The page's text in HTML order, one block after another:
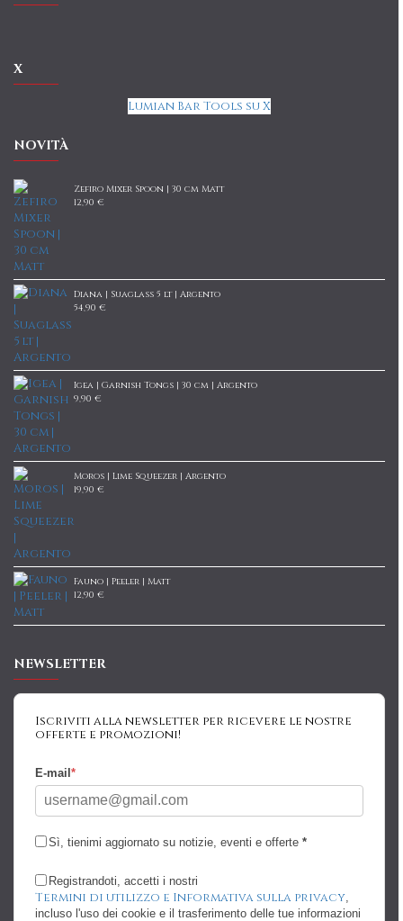
X
Lumian Bar Tools su X
NOVITÀ
Zefiro Mixer Spoon | 30 cm Matt
12,90 €
Diana | Suaglass 5 lt | Argento
54,90 €
Igea | Garnish Tongs | 30 cm | Argento
9,90 €
Moros | Lime Squeezer | Argento
19,90 €
Fauno | Peeler | Matt
12,90 €
NEWSLETTER
Iscriviti alla newsletter per ricevere le nostre
offerte e promozioni!
E-mail *
Sì, tienimi aggiornato su notizie, eventi e offerte *
Registrandoti, accetti i nostri
Termini di utilizzo e Informativa sulla privacy,
incluso l'uso dei cookie e il trasferimento delle tue informazioni